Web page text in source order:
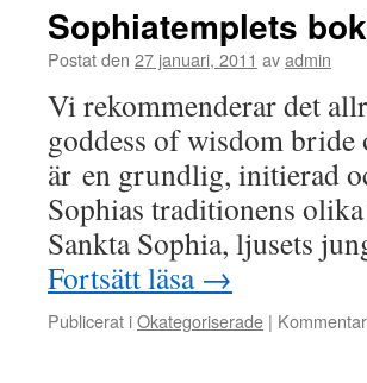
Sophiatemplets
Postat den 27 januari, 2011 avadmin
Vi rekommenderar det
goddess of wisdom
är en grundlig, initierad
Sophias traditionens
Sankta Sophia, ljusets
Fortsätt läsa →
Publicerat iOkategoriserade |